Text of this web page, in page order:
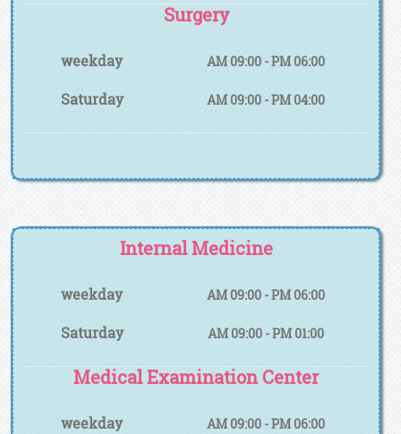
Surgery
weekday AM 09:00 - PM 06:00
Saturday AM 09:00 - PM 04:00
Internal Medicine
weekday AM 09:00 - PM 06:00
Saturday AM 09:00 - PM 01:00
Medical Examination Center
weekday AM 09:00 - PM 06:00